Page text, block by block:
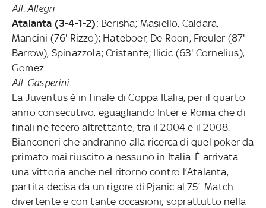
All. Allegri
Atalanta (3-4-1-2): Berisha; Masiello, Caldara,
Mancini (76' Rizzo); Hateboer, De Roon, Freuler (87'
Barrow), Spinazzola; Cristante; Ilicic (63' Cornelius),
Gomez.
All. Gasperini
La Juventus è in finale di Coppa Italia, per il quarto
anno consecutivo, eguagliando Inter e Roma che di
finali ne fecero altrettante, tra il 2004 e il 2008.
Bianconeri che andranno alla ricerca di quel poker da
primato mai riuscito a nessuno in Italia. È arrivata
una vittoria anche nel ritorno contro l’Atalanta,
partita decisa da un rigore di Pjanic al 75’. Match
divertente e con tante occasioni, soprattutto nella